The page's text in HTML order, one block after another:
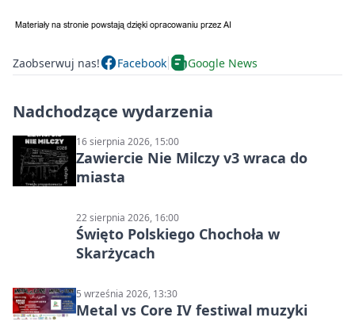
Zaobserwuj nas! Facebook Google News
Nadchodzące wydarzenia
16 sierpnia 2026, 15:00
Zawiercie Nie Milczy v3 wraca do
miasta
22 sierpnia 2026, 16:00
Święto Polskiego Chochoła w
Skarżycach
5 września 2026, 13:30
Metal vs Core IV festiwal muzyki